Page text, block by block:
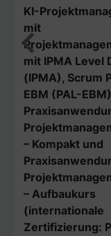
KI-
mit
mit IPMA Level
(IPMA), Scrum
EBM (PAL-
– Kompakt und
– Aufbaukurs
(internationale
Zertifizierung: